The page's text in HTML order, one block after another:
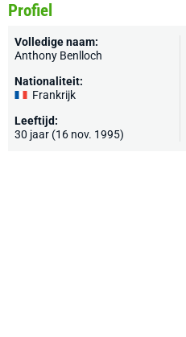
Profiel
Volledige naam:
Anthony Benlloch
Nationaliteit:
Frankrijk
Leeftijd:
30 jaar (16 nov. 1995)